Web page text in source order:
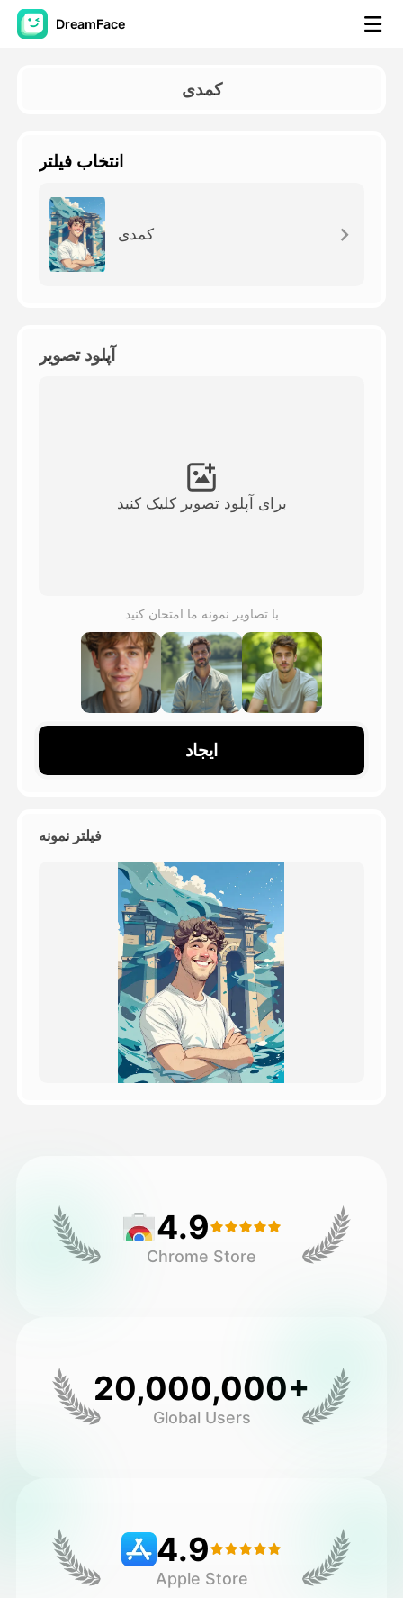
DreamFace
ویدیوی AI
عکس
ابزارهای دیگر
مشاهده همه الگوها
بلاگ
کمدی
انتخاب فیلتر
کمدی
آپلود تصویر
برای آپلود تصویر کلیک کنید
با تصاویر نمونه ما امتحان کنید
ایجاد
فیلتر نمونه
4.9
Chrome Store
20,000,000+
Global Users
4.9
Apple Store